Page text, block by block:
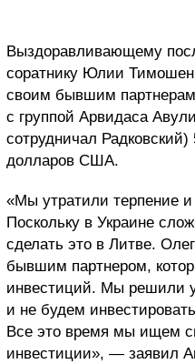
Выздоравливающему
соратнику Юлии
своим бывшим
с группой Арвидаса
сотрудничал
долларов США.
«Мы утратили терпение
Поскольку в Украине
сделать это в Литве.
бывшим партнером,
инвестиций. Мы решили
и не будем
Все это время мы ищем
инвестиции», — заявил